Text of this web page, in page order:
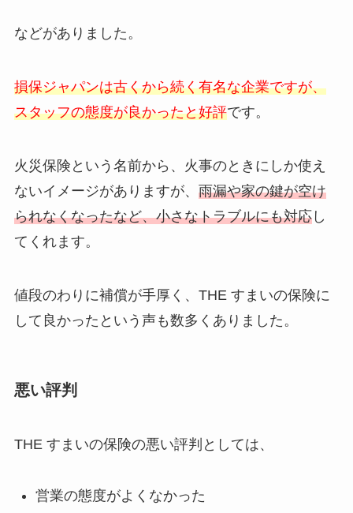
などがありました。
損保ジャパンは古くから続く有名な企業ですが、
スタッフの態度が良かったと好評です。
火災保険という名前から、火事のときにしか使え
ないイメージがありますが、 雨漏や家の鍵が空け
られなくなったなど、小さなトラブルにも対応し
てくれます。
値段のわりに補償が手厚く、THE すまいの保険に
して良かったという声も数多くありました。
悪い評判
THE すまいの保険の悪い評判としては、
営業の態度がよくなかった